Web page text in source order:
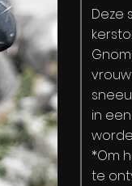
Deze
in
*Om
te